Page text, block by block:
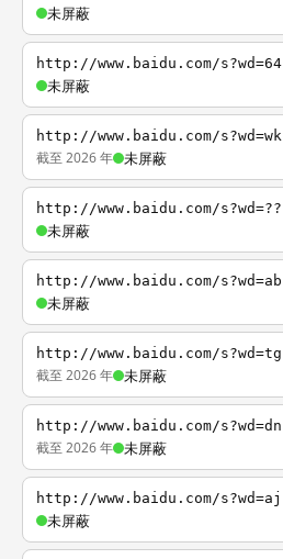
未屏蔽
http://www.baidu.com/s?wd=64
未屏蔽
http://www.baidu.com/s?wd=wk
截至 2026 年 未屏蔽
http://www.baidu.com/s?wd=??
未屏蔽
http://www.baidu.com/s?wd=ab
未屏蔽
http://www.baidu.com/s?wd=tg
截至 2026 年 未屏蔽
http://www.baidu.com/s?wd=dn
截至 2026 年 未屏蔽
http://www.baidu.com/s?wd=aj
未屏蔽